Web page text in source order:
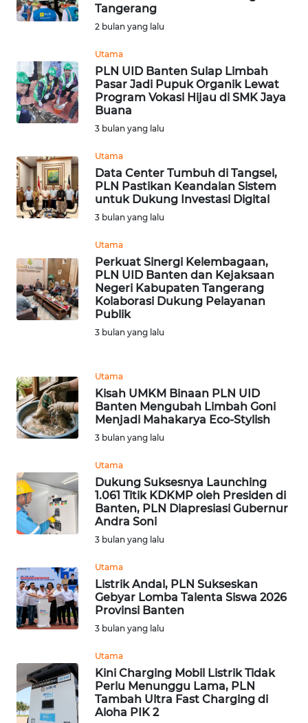
Tangerang
2 bulan yang lalu
Utama
PLN UID Banten Sulap Limbah
Pasar Jadi Pupuk Organik Lewat
Program Vokasi Hijau di SMK Jaya
Buana
3 bulan yang lalu
Utama
Data Center Tumbuh di Tangsel,
PLN Pastikan Keandalan Sistem
untuk Dukung Investasi Digital
3 bulan yang lalu
Utama
Perkuat Sinergi Kelembagaan,
PLN UID Banten dan Kejaksaan
Negeri Kabupaten Tangerang
Kolaborasi Dukung Pelayanan
Publik
3 bulan yang lalu
Utama
Kisah UMKM Binaan PLN UID
Banten Mengubah Limbah Goni
Menjadi Mahakarya Eco-Stylish
3 bulan yang lalu
Utama
Dukung Suksesnya Launching
1.061 Titik KDKMP oleh Presiden di
Banten, PLN Diapresiasi Gubernur
Andra Soni
3 bulan yang lalu
Utama
Listrik Andal, PLN Sukseskan
Gebyar Lomba Talenta Siswa 2026
Provinsi Banten
3 bulan yang lalu
Utama
Kini Charging Mobil Listrik Tidak
Perlu Menunggu Lama, PLN
Tambah Ultra Fast Charging di
Aloha PIK 2
WN
WN
KUNINGAN
WN
WN
SUBANG
WN
PURWAKARTA
WN
SEMARANG
WN
BOROBUDUR
WN
SURABAYA
NATUNA
WN
BINTAN